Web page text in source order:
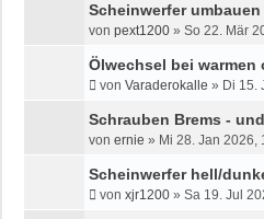
Scheinwerfer umbauen
von pext1200 » So 22. Mär
Ölwechsel bei warmen
von Varaderokalle » Di 15.
Schrauben Brems -
von ernie » Mi 28. Jan 2026,
Scheinwerfer hell/
von xjr1200 » Sa 19. Jul